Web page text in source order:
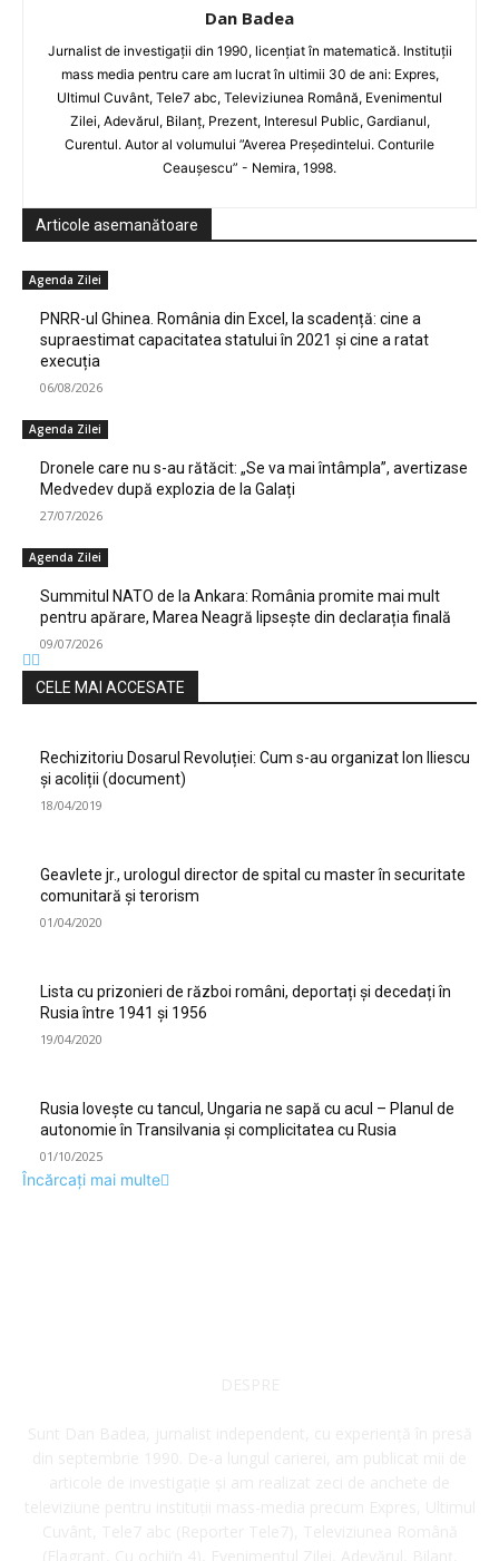
Dan Badea
Jurnalist de investigații din 1990, licențiat în matematică. Instituții
mass media pentru care am lucrat în ultimii 30 de ani: Expres,
Ultimul Cuvânt, Tele7 abc, Televiziunea Română, Evenimentul
Zilei, Adevărul, Bilanț, Prezent, Interesul Public, Gardianul,
Curentul. Autor al volumului ”Averea Președintelui. Conturile
Ceaușescu” - Nemira, 1998.
Articole asemanătoare
Agenda Zilei
PNRR-ul Ghinea. România din Excel, la scadență: cine a
supraestimat capacitatea statului în 2021 și cine a ratat
execuția
06/08/2026
Agenda Zilei
Dronele care nu s-au rătăcit: „Se va mai întâmpla”, avertizase
Medvedev după explozia de la Galați
27/07/2026
Agenda Zilei
Summitul NATO de la Ankara: România promite mai mult
pentru apărare, Marea Neagră lipsește din declarația finală
09/07/2026
CELE MAI ACCESATE
Rechizitoriu Dosarul Revoluției: Cum s-au organizat Ion Iliescu
și acoliții (document)
18/04/2019
Geavlete jr., urologul director de spital cu master în securitate
comunitară și terorism
01/04/2020
Lista cu prizonieri de război români, deportați și decedați în
Rusia între 1941 și 1956
19/04/2020
Rusia lovește cu tancul, Ungaria ne sapă cu acul – Planul de
autonomie în Transilvania și complicitatea cu Rusia
01/10/2025
Încărcați mai multe